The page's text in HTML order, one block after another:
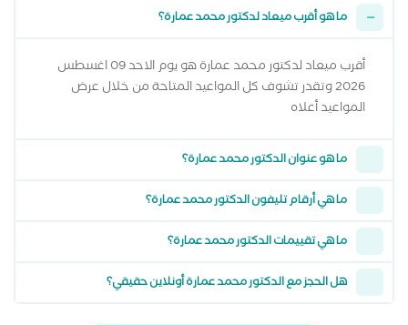
ما هو أقرب ميعاد لدكتور محمد عمارة؟
أقرب ميعاد لدكتور محمد عمارة هو يوم الاحد 09 اغسطس
2026 وتقدر تشوف كل المواعيد المتاحة من خلال عرض
المواعيد أعلاه
ما هو عنوان الدكتور محمد عمارة؟
ما هي أرقام تليفون الدكتور محمد عمارة؟
ما هي تقييمات الدكتور محمد عمارة؟
هل الحجز مع الدكتور محمد عمارة أونلاين حقيقي؟